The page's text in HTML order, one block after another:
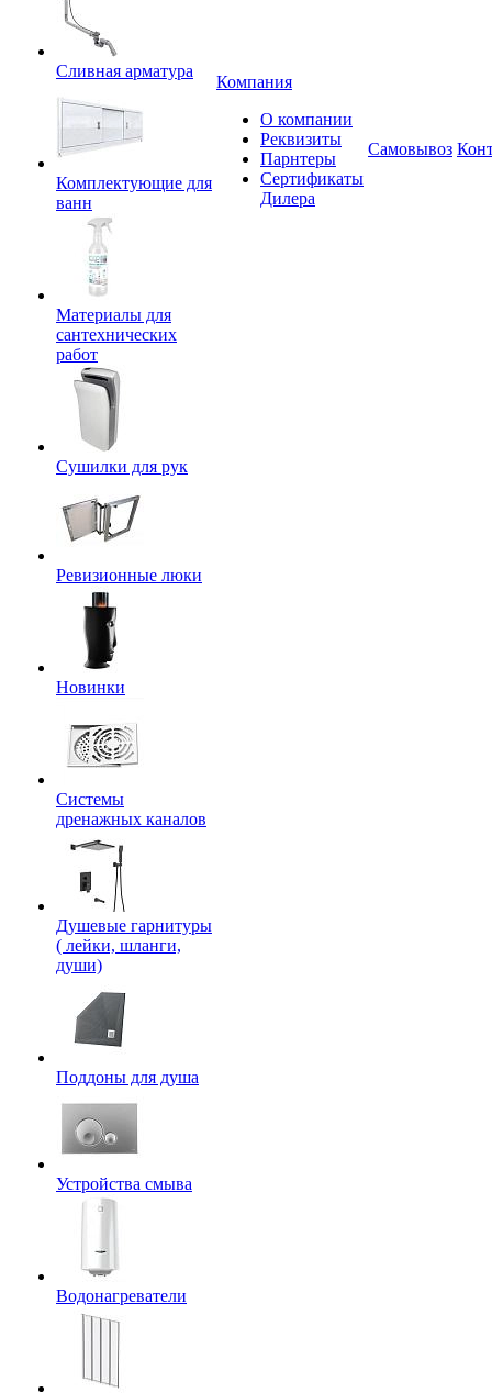
Сливная арматура
Комплектующие для
ванн
Материалы для
сантехнических
работ
Сушилки для рук
Ревизионные люки
Новинки
Системы
дренажных каналов
Душевые гарнитуры
( лейки, шланги,
души)
Поддоны для душа
Устройства смыва
Водонагреватели
Компания
О компании
Реквизиты
Парнтеры
Сертификаты
Дилера
Самовывоз